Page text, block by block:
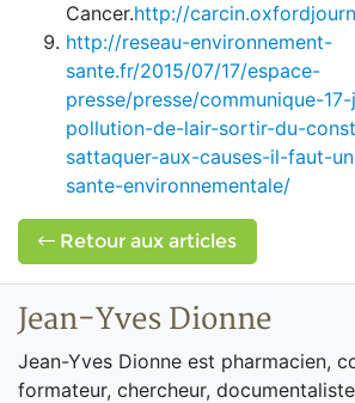
Cancer.http://
http://reseau-environnement-
sante.fr/2015/07/17/espace-
presse/presse/communique-
pollution-de-lair-sortir-du-
sattaquer-aux-causes-il-faut-
sante-environnementale/
Retour aux articles
Jean-Yves Dionne
Jean-Yves Dionne est pharmacien,
formateur, chercheur,